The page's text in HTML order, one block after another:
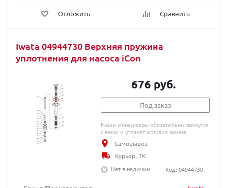
Отложить Сравнить
Iwata 04944730 Верхняя пружина
уплотнения для насоса iCon
676 руб.
Под заказ
Наши менеджеры обязательно свяжутся
с вами и уточнят условия заказа
Самовывоз
Курьер, ТК
Нет в наличии
Код: 04944730